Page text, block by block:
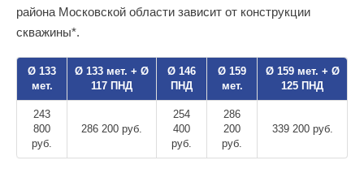
района Московской области зависит от конструкции
скважины*.
Ø 133
мет.
Ø 133 мет. + Ø
117 ПНД
Ø 146
ПНД
Ø 159
мет.
Ø 159 мет. + Ø
125 ПНД
243
800
руб.
286 200 руб.
254
400
руб.
286
200
руб.
339 200 руб.